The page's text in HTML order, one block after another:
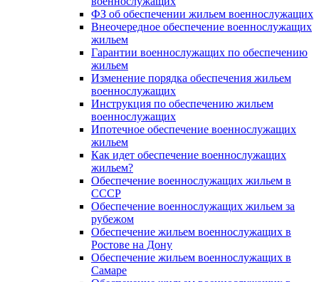
ФЗ об обеспечении жильем военнослужащих
Внеочередное обеспечение военнослужащих
жильем
Гарантии военнослужащих по обеспечению
жильем
Изменение порядка обеспечения жильем
военнослужащих
Инструкция по обеспечению жильем
военнослужащих
Ипотечное обеспечение военнослужащих
жильем
Как идет обеспечение военнослужащих
жильем?
Обеспечение военнослужащих жильем в
СССР
Обеспечение военнослужащих жильем за
рубежом
Обеспечение жильем военнослужащих в
Ростове на Дону
Обеспечение жильем военнослужащих в
Самаре